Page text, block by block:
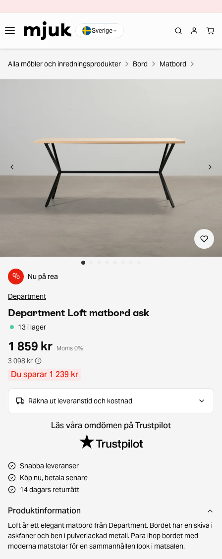
Sverige
Alla möbler och inredningsprodukter Bord Matbord
% Nu på rea
Department
Department Loft matbord ask
13 i lager
1 859 kr Moms 0%
3 098 kr
Du sparar 1 239 kr
Räkna ut leveranstid och kostnad
Läs våra omdömen på Trustpilot
Snabba leveranser
Köp nu, betala senare
14 dagars returrätt
Produktinformation
Loft är ett elegant matbord från Department. Bordet har en skiva i
askfaner och ben i pulverlackad metall. Para ihop bordet med
moderna matstolar för en sammanhållen look i matsalen.